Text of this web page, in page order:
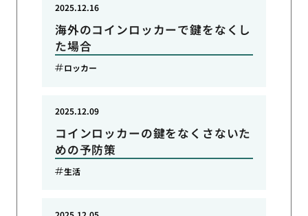
海外のコインロッカーで鍵をなくし
た場合
2025.12.16
ロッカー
コインロッカーの鍵をなくさないた
めの予防策
2025.12.09
生活